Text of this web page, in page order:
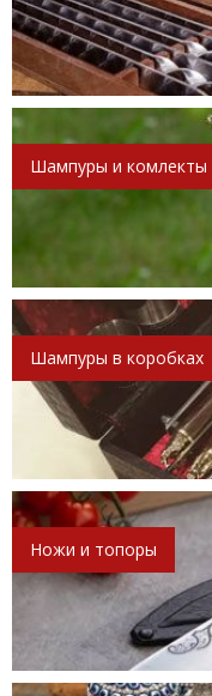
Шампуры и комлекты
Шампуры в коробках
Ножи и топоры